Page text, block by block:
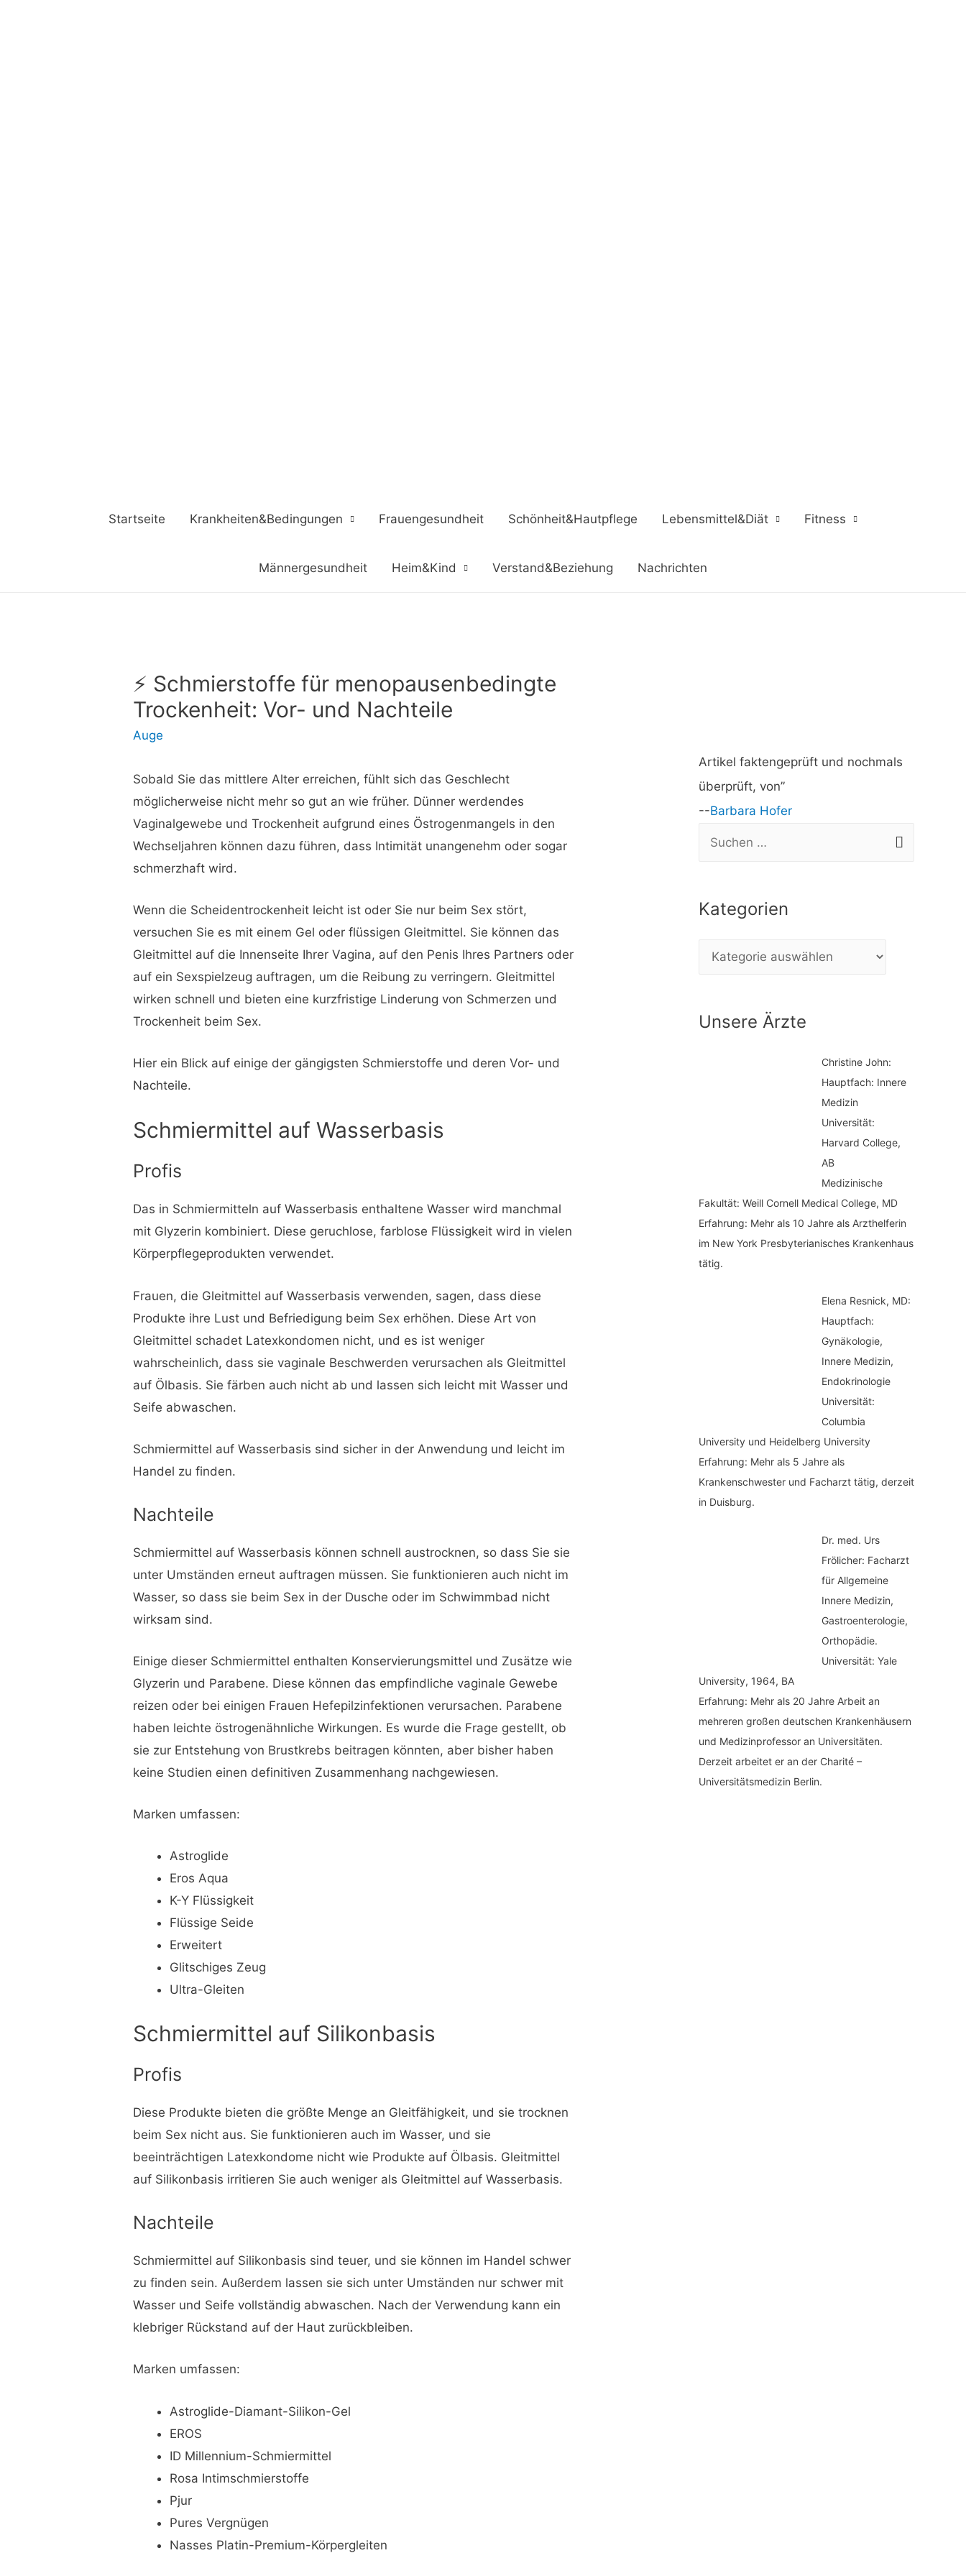
Startseite Krankheiten&Bedingungen Frauengesundheit Schönheit&Hautpflege Lebensmittel&Diät Fitness
Männergesundheit Heim&Kind Verstand&Beziehung Nachrichten
⚡ Schmierstoffe für menopausenbedingte
Trockenheit: Vor- und Nachteile
Auge
Sobald Sie das mittlere Alter erreichen, fühlt sich das Geschlecht
möglicherweise nicht mehr so gut an wie früher. Dünner werdendes
Vaginalgewebe und Trockenheit aufgrund eines Östrogenmangels in den
Wechseljahren können dazu führen, dass Intimität unangenehm oder sogar
schmerzhaft wird.
Wenn die Scheidentrockenheit leicht ist oder Sie nur beim Sex stört,
versuchen Sie es mit einem Gel oder flüssigen Gleitmittel. Sie können das
Gleitmittel auf die Innenseite Ihrer Vagina, auf den Penis Ihres Partners oder
auf ein Sexspielzeug auftragen, um die Reibung zu verringern. Gleitmittel
wirken schnell und bieten eine kurzfristige Linderung von Schmerzen und
Trockenheit beim Sex.
Hier ein Blick auf einige der gängigsten Schmierstoffe und deren Vor- und
Nachteile.
Schmiermittel auf Wasserbasis
Profis
Das in Schmiermitteln auf Wasserbasis enthaltene Wasser wird manchmal
mit Glyzerin kombiniert. Diese geruchlose, farblose Flüssigkeit wird in vielen
Körperpflegeprodukten verwendet.
Frauen, die Gleitmittel auf Wasserbasis verwenden, sagen, dass diese
Produkte ihre Lust und Befriedigung beim Sex erhöhen. Diese Art von
Gleitmittel schadet Latexkondomen nicht, und es ist weniger
wahrscheinlich, dass sie vaginale Beschwerden verursachen als Gleitmittel
auf Ölbasis. Sie färben auch nicht ab und lassen sich leicht mit Wasser und
Seife abwaschen.
Schmiermittel auf Wasserbasis sind sicher in der Anwendung und leicht im
Handel zu finden.
Nachteile
Schmiermittel auf Wasserbasis können schnell austrocknen, so dass Sie sie
unter Umständen erneut auftragen müssen. Sie funktionieren auch nicht im
Wasser, so dass sie beim Sex in der Dusche oder im Schwimmbad nicht
wirksam sind.
Einige dieser Schmiermittel enthalten Konservierungsmittel und Zusätze wie
Glyzerin und Parabene. Diese können das empfindliche vaginale Gewebe
reizen oder bei einigen Frauen Hefepilzinfektionen verursachen. Parabene
haben leichte östrogenähnliche Wirkungen. Es wurde die Frage gestellt, ob
sie zur Entstehung von Brustkrebs beitragen könnten, aber bisher haben
keine Studien einen definitiven Zusammenhang nachgewiesen.
Marken umfassen:
Astroglide
Eros Aqua
K-Y Flüssigkeit
Flüssige Seide
Erweitert
Glitschiges Zeug
Ultra-Gleiten
Schmiermittel auf Silikonbasis
Profis
Diese Produkte bieten die größte Menge an Gleitfähigkeit, und sie trocknen
beim Sex nicht aus. Sie funktionieren auch im Wasser, und sie
beeinträchtigen Latexkondome nicht wie Produkte auf Ölbasis. Gleitmittel
auf Silikonbasis irritieren Sie auch weniger als Gleitmittel auf Wasserbasis.
Nachteile
Schmiermittel auf Silikonbasis sind teuer, und sie können im Handel schwer
zu finden sein. Außerdem lassen sie sich unter Umständen nur schwer mit
Wasser und Seife vollständig abwaschen. Nach der Verwendung kann ein
klebriger Rückstand auf der Haut zurückbleiben.
Marken umfassen:
Astroglide-Diamant-Silikon-Gel
EROS
ID Millennium-Schmiermittel
Rosa Intimschmierstoffe
Pjur
Pures Vergnügen
Nasses Platin-Premium-Körpergleiten
Artikel faktengeprüft und nochmals
überprüft, von”
--Barbara Hofer
h
c
Kategorien
e
Unsere Ärzte
Christine John:
Hauptfach: Innere
Medizin
Universität:
Harvard College,
AB
Medizinische
Fakultät: Weill Cornell Medical College, MD
Erfahrung: Mehr als 10 Jahre als Arzthelferin
im New York Presbyterianisches Krankenhaus
tätig.
Elena Resnick, MD:
Hauptfach:
Gynäkologie,
Innere Medizin,
Endokrinologie
Universität:
Columbia
University und Heidelberg University
Erfahrung: Mehr als 5 Jahre als
Krankenschwester und Facharzt tätig, derzeit
in Duisburg.
Dr. med. Urs
Frölicher: Facharzt
für Allgemeine
Innere Medizin,
Gastroenterologie,
Orthopädie.
Universität: Yale
University, 1964, BA
Erfahrung: Mehr als 20 Jahre Arbeit an
mehreren großen deutschen Krankenhäusern
und Medizinprofessor an Universitäten.
Derzeit arbeitet er an der Charité –
Universitätsmedizin Berlin.